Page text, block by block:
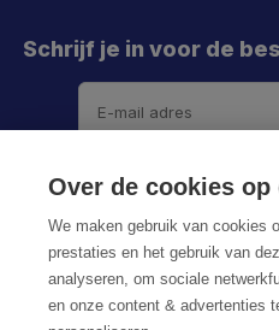
Schrijf je in voor de
Over de cookies op
We maken gebruik van cookies
prestaties en het gebruik van
analyseren, om sociale
en onze content & advertenties